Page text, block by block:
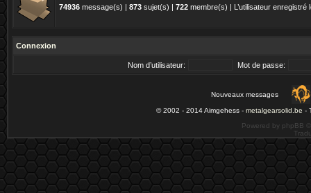
74936 message(s) | 873 sujet(s) | 722 membre(s) | L’utilisateur
Connexion
Nom d’utilisateur: Mot de passe:
Nouveaux messages
© 2002 - 2014 Aimgehess - metalgearsolid.be -
Powered by phpBB